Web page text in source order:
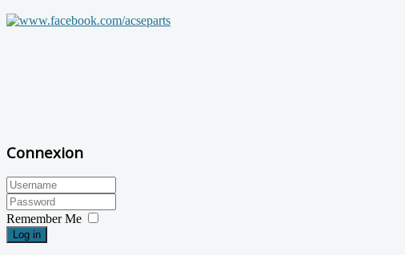
Connexion
Remember Me
Log in